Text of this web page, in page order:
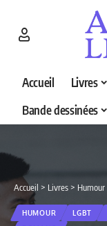
Accueil Livres
Bande dessinées
Accueil > Livres > Humour
HUMOUR LGBT